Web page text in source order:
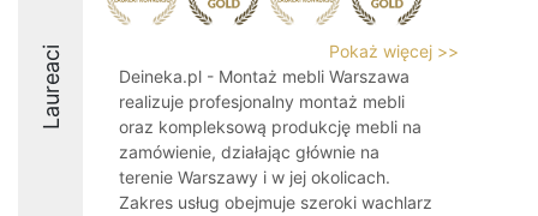
Laureaci
Pokaż więcej >>
Deineka.pl - Montaż mebli Warszawa
realizuje profesjonalny montaż mebli
oraz kompleksową produkcję mebli na
zamówienie, działając głównie na
terenie Warszawy i w jej okolicach.
Zakres usług obejmuje szeroki wachlarz